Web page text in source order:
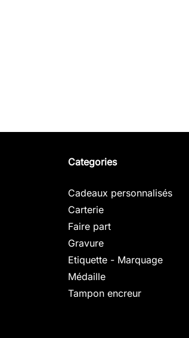
Categories
Cadeaux personnalisés
Carterie
Faire part
Gravure
Etiquette - Marquage
Médaille
Tampon encreur